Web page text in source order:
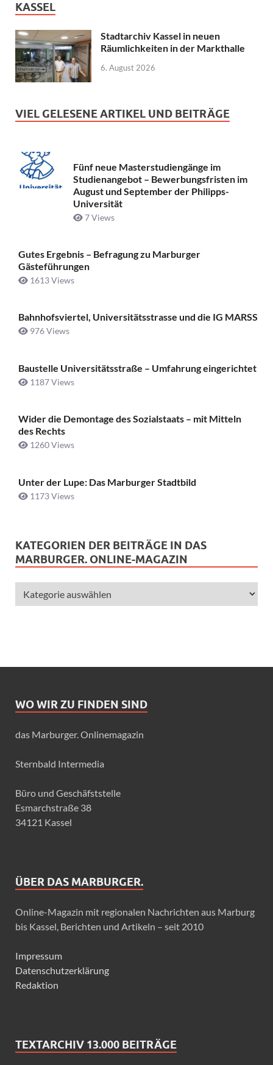
KASSEL
Stadtarchiv Kassel in neuen
Räumlichkeiten in der Markthalle
6. August 2026
VIEL GELESENE ARTIKEL UND BEITRÄGE
Fünf neue Masterstudiengänge im
Studienangebot – Bewerbungsfristen im
August und September der Philipps-
Universität
7 Views
Gutes Ergebnis – Befragung zu Marburger
Gästeführungen
1613 Views
Bahnhofsviertel, Universitätsstrasse und die IG MARSS
976 Views
Baustelle Universitätsstraße ­– Umfahrung eingerichtet
1187 Views
Wider die Demontage des Sozialstaats – mit Mitteln
des Rechts
1260 Views
Unter der Lupe: Das Marburger Stadtbild
1173 Views
KATEGORIEN DER BEITRÄGE IN DAS
MARBURGER. ONLINE-MAGAZIN
WO WIR ZU FINDEN SIND
das Marburger. Onlinemagazin
Sternbald Intermedia
Büro und Geschäfststelle
Esmarchstraße 38
34121 Kassel
ÜBER DAS MARBURGER.
Online-Magazin mit regionalen Nachrichten aus Marburg
bis Kassel, Berichten und Artikeln – seit 2010
Impressum
Datenschutzerklärung
Redaktion
TEXTARCHIV 13.000 BEITRÄGE